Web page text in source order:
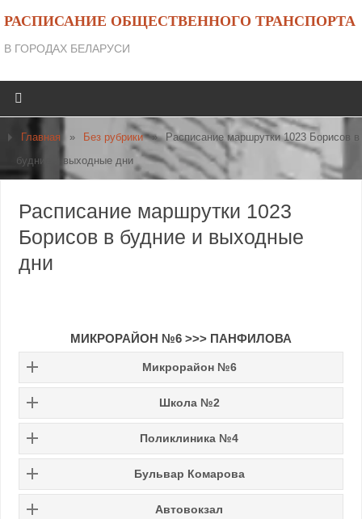
РАСПИСАНИЕ ОБЩЕСТВЕННОГО ТРАНСПОРТА
В ГОРОДАХ БЕЛАРУСИ
Главная » Без рубрики » Расписание маршрутки 1023 Борисов в
будние и выходные дни
Расписание маршрутки 1023
Борисов в будние и выходные
дни
МИКРОРАЙОН №6 >>> ПАНФИЛОВА
Микрорайон №6
Школа №2
Поликлиника №4
Бульвар Комарова
Автовокзал